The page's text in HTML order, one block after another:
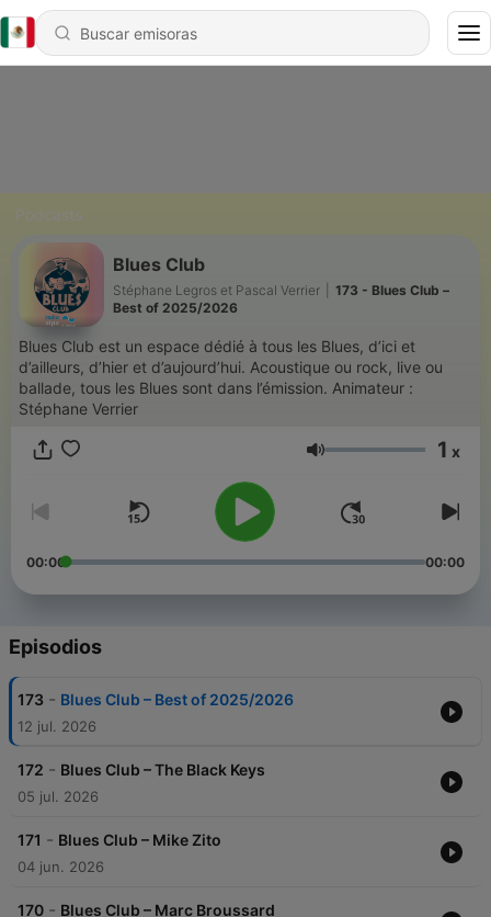
Podcasts
Blues Club
Stéphane Legros et Pascal Verrier
173 - Blues Club –
Best of 2025/2026
Blues Club est un espace dédié à tous les Blues, d’ici et
d’ailleurs, d’hier et d’aujourd’hui. Acoustique ou rock, live ou
ballade, tous les Blues sont dans l’émission. Animateur :
Stéphane Verrier
Volumen 1 x
00:00 00:00
Episodios
173 - Blues Club – Best of 2025/2026
12 jul. 2026
172 - Blues Club – The Black Keys
05 jul. 2026
171 - Blues Club – Mike Zito
04 jun. 2026
170 - Blues Club – Marc Broussard